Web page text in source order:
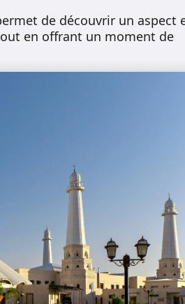
de découvrir un aspect
en offrant un moment de